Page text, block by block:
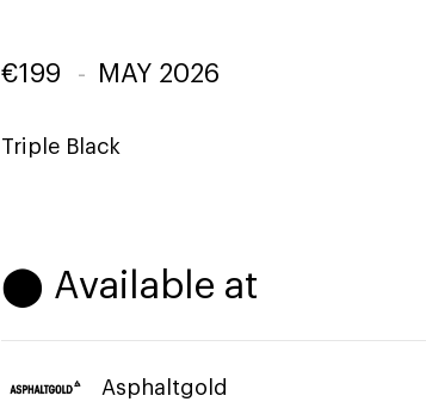
€199 - MAY 2026
Triple Black
⬤ Available at
Asphaltgold